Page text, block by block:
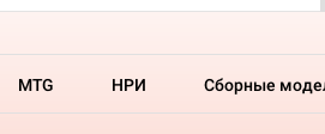
MTG НРИ Сборные